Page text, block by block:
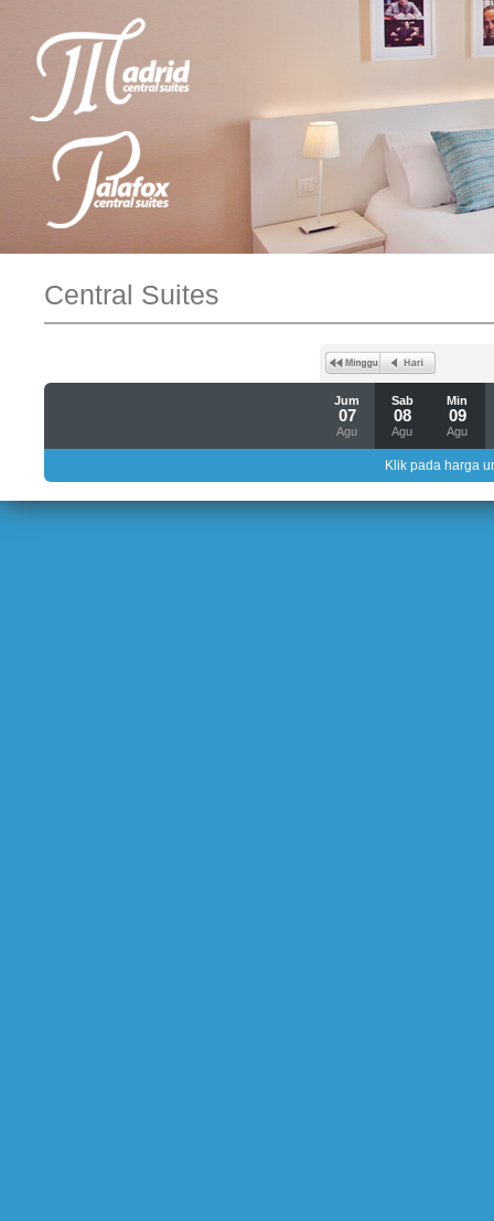
Central Suites
Jum
07
Agu
Sab
08
Agu
Min
09
Agu
Klik pada harga